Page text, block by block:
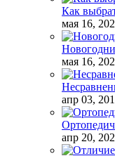
Как
мая 16,
мая 16,
апр 03,
апр 20,